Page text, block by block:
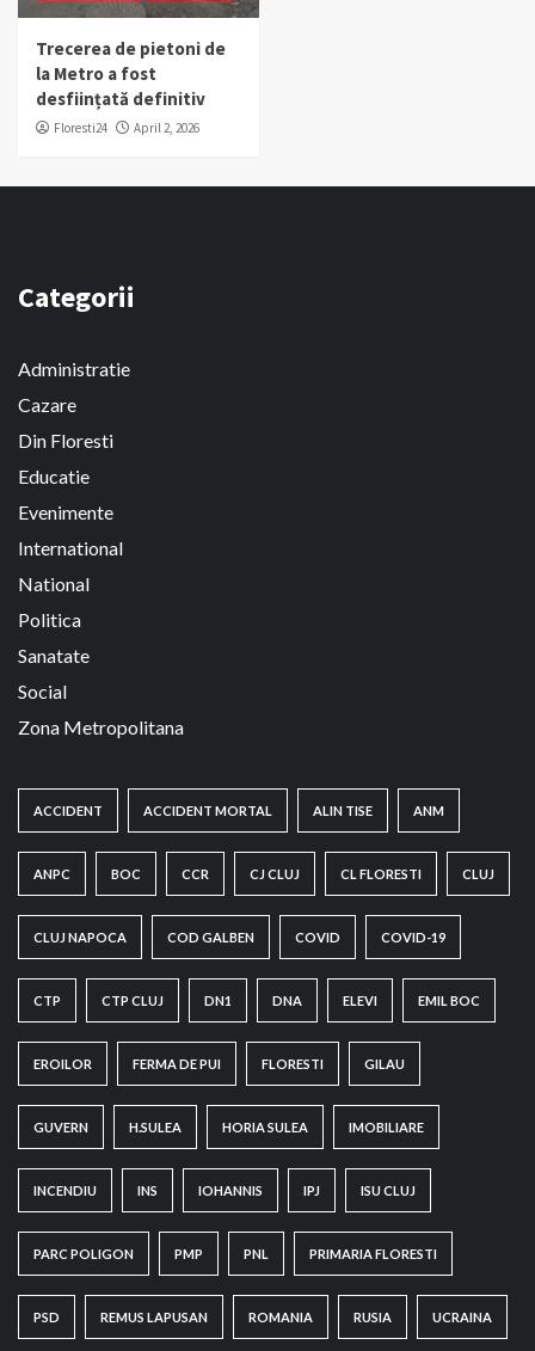
Trecerea de pietoni de
la Metro a fost
desființată definitiv
Floresti24 April 2, 2026
Categorii
Administratie
Cazare
Din Floresti
Educatie
Evenimente
International
National
Politica
Sanatate
Social
Zona Metropolitana
ACCIDENT ACCIDENT MORTAL ALIN TISE ANM
ANPC BOC CCR CJ CLUJ CL FLORESTI CLUJ
CLUJ NAPOCA COD GALBEN COVID COVID-19
CTP CTP CLUJ DN1 DNA ELEVI EMIL BOC
EROILOR FERMA DE PUI FLORESTI GILAU
GUVERN H.SULEA HORIA SULEA IMOBILIARE
INCENDIU INS IOHANNIS IPJ ISU CLUJ
PARC POLIGON PMP PNL PRIMARIA FLORESTI
PSD REMUS LAPUSAN ROMANIA RUSIA UCRAINA